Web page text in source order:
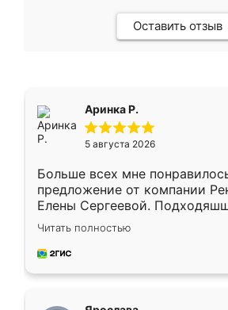
Оставить отзыв
Аринка Р.
5 августа 2026
Больше всех мне
предложение от компании
Елены Сергеевой.
короткие сроки
для замера сотрудник
предложил по моему эскизу
Читать полностью